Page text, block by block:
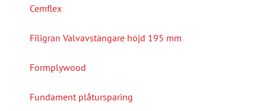
Cemflex
Filigran Valvavstängare höjd 195 mm
Formplywood
Fundament plåtursparing